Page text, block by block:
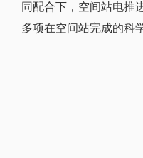
同配合下，空间站电推
多项在空间站完成的科